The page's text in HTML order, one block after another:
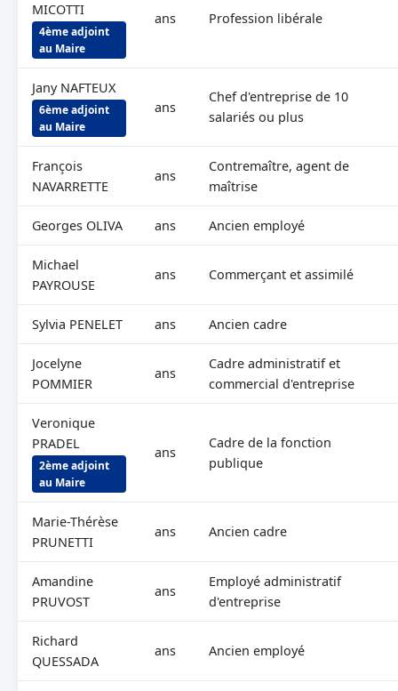
MICOTTI
4ème adjoint
au Maire
ans Profession libérale
Jany NAFTEUX
6ème adjoint
au Maire
ans
Chef d'entreprise de 10
salariés ou plus
François
NAVARRETTE
ans
Contremaître, agent de
maîtrise
Georges OLIVA ans Ancien employé
Michael
PAYROUSE
ans Commerçant et assimilé
Sylvia PENELET ans Ancien cadre
Jocelyne
POMMIER
ans
Cadre administratif et
commercial d'entreprise
Veronique
PRADEL
2ème adjoint
au Maire
ans
Cadre de la fonction
publique
Marie-Thérèse
PRUNETTI
ans Ancien cadre
Amandine
PRUVOST
ans
Employé administratif
d'entreprise
Richard
QUESSADA
ans Ancien employé